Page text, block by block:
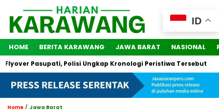
HOME BERITA KARAWANG JAWA BARAT NASIONAL
Pasupati, Polisi Ungkap Kronologi Peristiwa Tersebut
Home / Jawa Barat
ID